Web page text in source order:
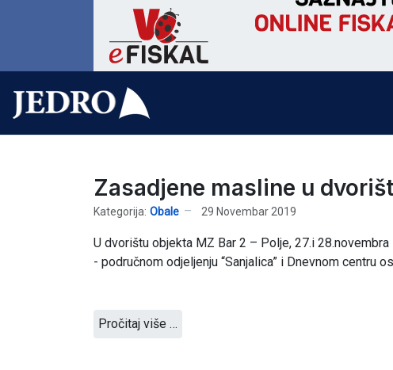
Zasadjene masline u
Kategorija: Obale 29 Novembar 2019
U dvorištu objekta MZ Bar 2 – Polje, 27.i
- područnom odjeljenju “Sanjalica” i Dnevnom centru
Pročitaj više …